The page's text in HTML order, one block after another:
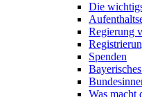
Die
Regierung
Spenden
Was macht